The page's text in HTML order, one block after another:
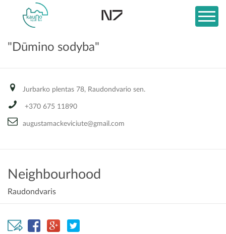
"Dūmino sodyba"
Jurbarko plentas 78, Raudondvario sen.
+370 675 11890
augustamackeviciute@gmail.com
Neighbourhood
Raudondvaris